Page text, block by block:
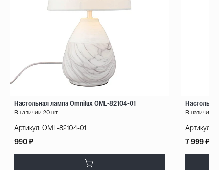
Настольная лампа Omnilux OML-82104-01
В наличии 20 шт.
Артикул: OML-82104-01
990 ₽
В наличии 4
Артикул:
7 999 ₽